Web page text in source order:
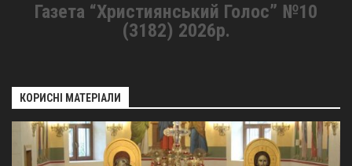
Газета “Християнський Голос” №10
(3182) 2026р.
КОРИСНІ МАТЕРІАЛИ